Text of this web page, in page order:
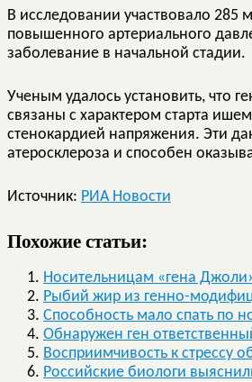
В исследовании участвовало 285
повышенного артериального
заболевание в начальной стадии.
Ученым удалось установить, что
связаны с характером старта
стенокардией напряжения. Эти
атеросклероза и способен
Источник: РИА Новости
Похожие статьи:
Носительницам «гена
Рыбий жир из генно-
Способность мало спать по
Обнаружен ген
Восприимчивость к стрессу
Российские биологи